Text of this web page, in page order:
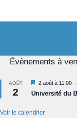
Évènements à
AOÛT
2
Mis
en
avant
2 août à 11:00 -
Université du
Voir le calendrier